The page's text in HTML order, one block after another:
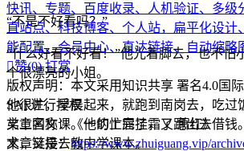
“不是不好看吗？”
“什么好看不好看！”他光着脚去，也不怕
个很漂亮的小姐。
他很忙，早晨起来，就跑到南岗去，吃过
弟上国文课。一切忙完了，又跑出去借钱
术，又是去教中学课本。
快讯、专题、百度收录、人机验证、多级
直站点、科技博客、个人站，扁平化设计
能配置、会员中心、直达链接、自动缩略
赞(0) 打赏
版权声明：本文采用知识共享 署名4.0国
SA] 进行授权
文章名称：《他的上唇挂霜了 萧红》
文章链接：https://www.zhuiguang.vip/